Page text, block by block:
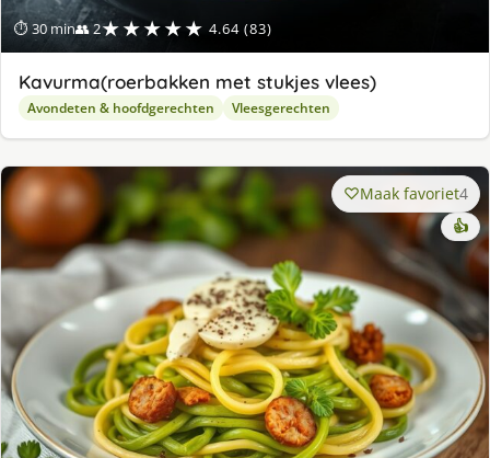
⏱ 30 min👥 2★★★★★ 4.64 (83)
Kavurma(roerbakken met stukjes vlees)
Avondeten & hoofdgerechten Vleesgerechten
Maak favoriet4
👍